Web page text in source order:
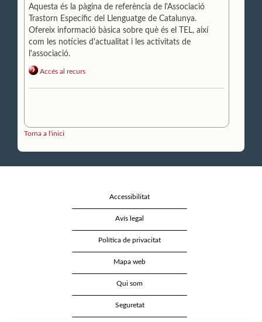
Aquesta és la pàgina de referència de l'Associació
Trastorn Específic del Llenguatge de Catalunya.
Ofereix informació bàsica sobre què és el TEL, així
com les notícies d'actualitat i les activitats de
l'associació.
Accés al recurs
Torna a l'inici
Accessibilitat
Avís legal
Política de privacitat
Mapa web
Qui som
Seguretat